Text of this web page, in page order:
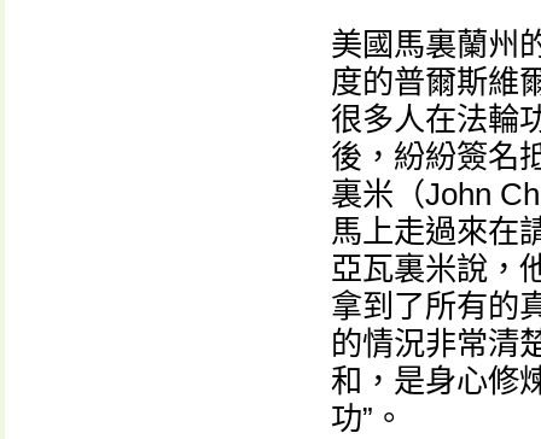
美國馬裏蘭州
度的普爾斯維
很多人在法輪
後，紛紛簽名
裏米（John
馬上走過來在
亞瓦裏米說，
拿到了所有的
的情況非常清
和，是身心修
功”。